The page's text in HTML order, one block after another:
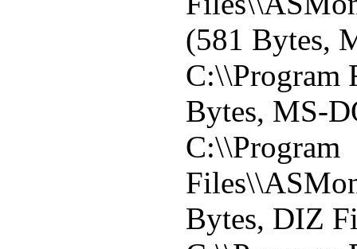
(581 Bytes,
C:\\Program
Bytes, MS-
C:\\Program
Bytes, DIZ